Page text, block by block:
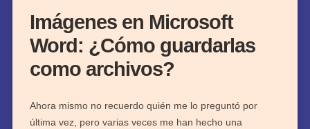
Imágenes en Microsoft
Word: ¿Cómo guardarlas
como archivos?
Ahora mismo no recuerdo quién me lo preguntó por
última vez, pero varias veces me han hecho una